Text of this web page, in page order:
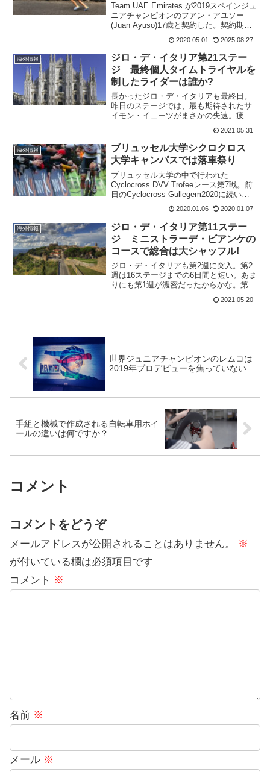
Team UAE Emirates が2019スペインジュ
ニアチャンピオンのフアン・アユソー
(Juan Ayuso)17歳と契約した。契約期間
最初からワールドツアーデビューする訳
ではなくて、コンチネンタ...
2020.05.01 2025.08.27
海外情報
ジロ・デ・イタリア第21ステー
ジ 最終個人タイムトライヤルを
制したライダーは誰か?
長かったジロ・デ・イタリアも最終日。
昨日のステージでは、最も期待されたサ
イモン・イェーツがまさかの失速。疲れ
があったとも言っているけど、山岳での
冷たい雨は、確実に彼の太陽エネルギー
を奪ったのではないかな。天気が良くて
山岳でも、もう少し気温が...
2021.05.31
海外情報
ブリュッセル大学シクロクロス
大学キャンパスでは落車祭り
ブリュッセル大学の中で行われた
Cyclocross DVV Trofeeレース第7戦。前
日のCyclocross Gullegem2020に続いて
女子はセイリン・デルカルメンアルバラ
ード(Alpecin-Fenix)がアンネマリー・ワ
ースト...
2020.01.06 2020.01.07
海外情報
ジロ・デ・イタリア第11ステー
ジ ミニストラーデ・ビアンケの
コースで総合は大シャッフル!
ジロ・デ・イタリアも第2週に突入。第2
週は16ステージまでの6日間と短い。あま
りにも第1週が濃密だったからかな。第11
ステージは、ミニストラーデ・ビアンケ
のコース。合計35.2kmの未舗装のグラベ
2021.05.20
世界ジュニアチャンピオンのレムコは
2019年プロデビューを焦っていない
手組と機械で作成される自転車用ホイ
ールの違いは何ですか？
コメント
コメントをどうぞ
メールアドレスが公開されることはありません。
※
が付いている欄は必須項目です
コメント ※
名前 ※
メール ※